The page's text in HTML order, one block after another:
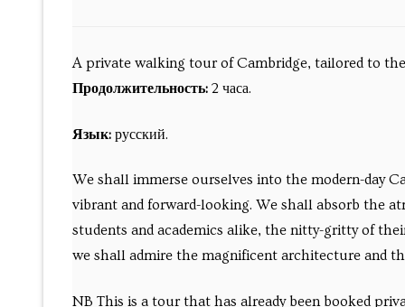
A private walking tour of Cambridge, tailored to
Продолжительность: 2 часа.
Язык: русский.
We shall immerse ourselves into the modern-day
vibrant and forward-looking. We shall absorb the
students and academics alike, the nitty-gritty of
we shall admire the magnificent architecture and
NB This is a tour that has already been booked